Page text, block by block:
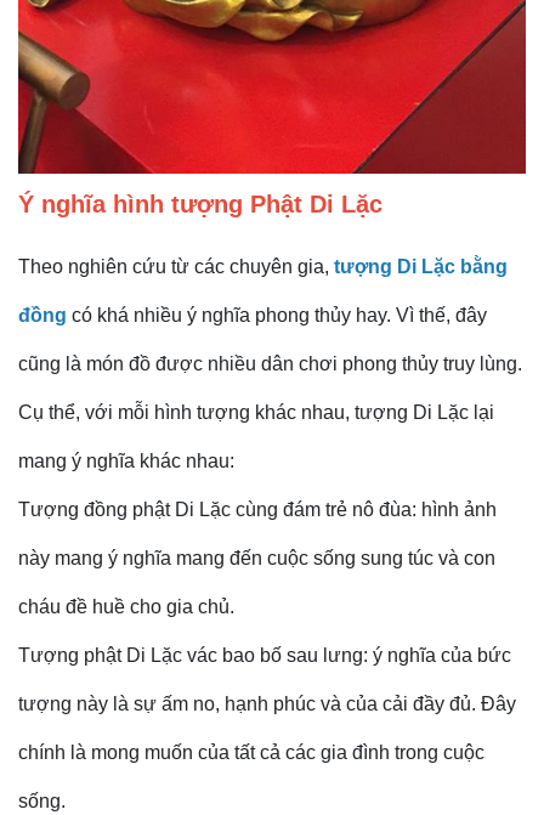
Ý nghĩa hình tượng Phật Di Lặc
Theo nghiên cứu từ các chuyên gia, tượng Di Lặc bằng
đồng có khá nhiều ý nghĩa phong thủy hay. Vì thế, đây
cũng là món đồ được nhiều dân chơi phong thủy truy lùng.
Cụ thể, với mỗi hình tượng khác nhau, tượng Di Lặc lại
mang ý nghĩa khác nhau:
Tượng đồng phật Di Lặc cùng đám trẻ nô đùa: hình ảnh
này mang ý nghĩa mang đến cuộc sống sung túc và con
cháu đề huề cho gia chủ.
Tượng phật Di Lặc vác bao bố sau lưng: ý nghĩa của bức
tượng này là sự ấm no, hạnh phúc và của cải đầy đủ. Đây
chính là mong muốn của tất cả các gia đình trong cuộc
sống.